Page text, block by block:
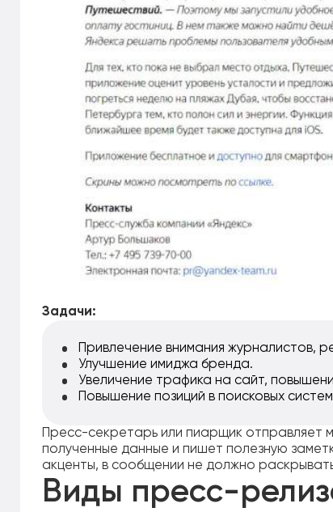
Задачи:
Привлечение внимания журналистов,
Улучшение имиджа бренда.
Увеличение трафика на сайт,
Повышение позиций в поисковых
Пресс-секретарь или пиарщик
полученные данные и пишет полезную
акценты, в сообщении не должно
Виды пресс-